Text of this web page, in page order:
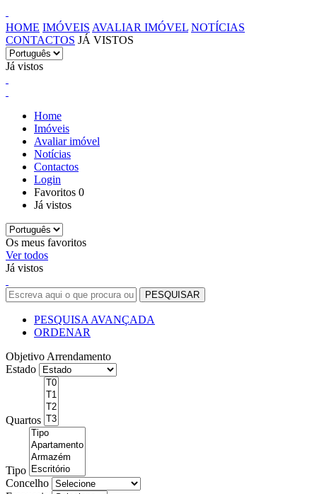
HOME IMÓVEIS AVALIAR IMÓVEL NOTÍCIAS
CONTACTOS JÁ VISTOS
Já vistos
Home
Imóveis
Avaliar imóvel
Notícias
Contactos
Login
Favoritos 0
Já vistos
Os meus favoritos
Ver todos
Já vistos
PESQUISA AVANÇADA
ORDENAR
Objetivo Arrendamento
Estado
Quartos
Tipo
Concelho